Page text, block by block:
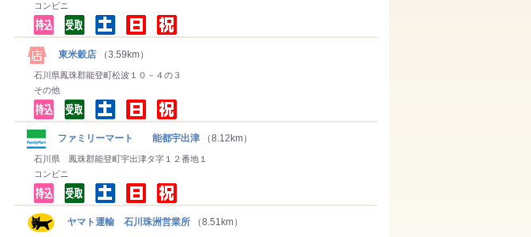
コンビニ
東米穀店 （3.59km）
石川県鳳珠郡能登町松波１０－４の３
その他
ファミリーマート 能都宇出津 （8.12km）
石川県 鳳珠郡能登町宇出津タ字１２番地１
コンビニ
ヤマト運輸 石川珠洲営業所 （8.51km）